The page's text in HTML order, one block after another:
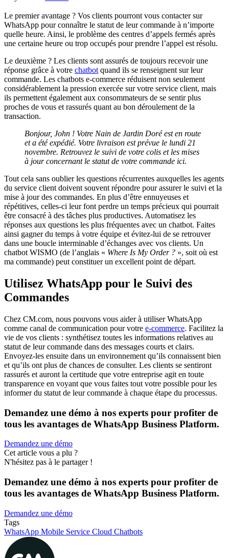
Le premier avantage ? Vos clients pourront vous contacter sur
WhatsApp pour connaître le statut de leur commande à n’importe
quelle heure. Ainsi, le problème des centres d’appels fermés après
une certaine heure ou trop occupés pour prendre l’appel est résolu.
Le deuxième ? Les clients sont assurés de toujours recevoir une
réponse grâce à votre chatbot quand ils se renseignent sur leur
commande. Les chatbots e-commerce réduisent non seulement
considérablement la pression exercée sur votre service client, mais
ils permettent également aux consommateurs de se sentir plus
proches de vous et rassurés quant au bon déroulement de la
transaction.
Bonjour, John ! Votre Nain de Jardin Doré est en route
et a été expédié. Votre livraison est prévue le lundi 21
novembre. Retrouvez le suivi de votre colis et les mises
à jour concernant le statut de votre commande ici.
Tout cela sans oublier les questions récurrentes auxquelles les agents
du service client doivent souvent répondre pour assurer le suivi et la
mise à jour des commandes. En plus d’être ennuyeuses et
répétitives, celles-ci leur font perdre un temps précieux qui pourrait
être consacré à des tâches plus productives. Automatisez les
réponses aux questions les plus fréquentes avec un chatbot. Faites
ainsi gagner du temps à votre équipe et évitez-lui de se retrouver
dans une boucle interminable d’échanges avec vos clients. Un
chatbot WISMO (de l’anglais « Where Is My Order ? », soit où est
ma commande) peut constituer un excellent point de départ.
Utilisez WhatsApp pour le Suivi des
Commandes
Chez CM.com, nous pouvons vous aider à utiliser WhatsApp
comme canal de communication pour votre e-commerce. Facilitez la
vie de vos clients : synthétisez toutes les informations relatives au
statut de leur commande dans des messages courts et clairs.
Envoyez-les ensuite dans un environnement qu’ils connaissent bien
et qu’ils ont plus de chances de consulter. Les clients se sentiront
rassurés et auront la certitude que votre entreprise agit en toute
transparence en voyant que vous faites tout votre possible pour les
informer du statut de leur commande à chaque étape du processus.
Demandez une démo à nos experts pour profiter de
tous les avantages de WhatsApp Business Platform.
Demandez une démo
Cet article vous a plu ?
N'hésitez pas à le partager !
Demandez une démo à nos experts pour profiter de
tous les avantages de WhatsApp Business Platform.
Demandez une démo
Tags
WhatsApp Mobile Service Cloud Chatbots